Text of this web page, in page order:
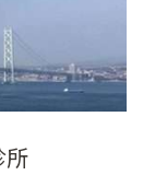
所